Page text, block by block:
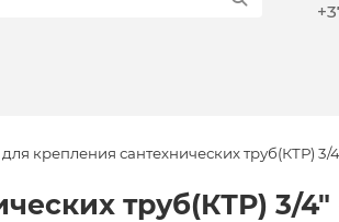
крепления сантехнических труб(КТР) 3/
труб(КТР) 3/4"